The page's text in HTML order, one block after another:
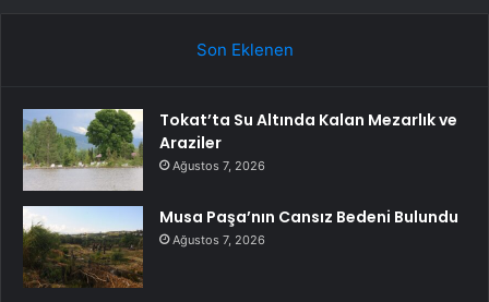
Son Eklenen
Tokat’ta Su Altında Kalan Mezarlık ve
Araziler
Ağustos 7, 2026
Musa Paşa’nın Cansız Bedeni Bulundu
Ağustos 7, 2026